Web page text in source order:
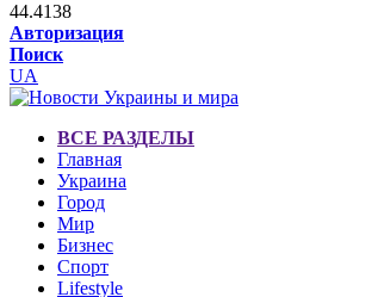
44.4138
Авторизация
Поиск
UA
ВСЕ РАЗДЕЛЫ
Главная
Украина
Город
Мир
Бизнес
Спорт
Lifestyle